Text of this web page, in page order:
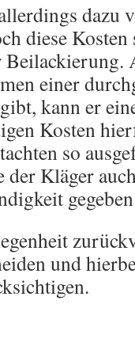
dazu
diese
einer
kann er
Kosten
so
der Kläger
und